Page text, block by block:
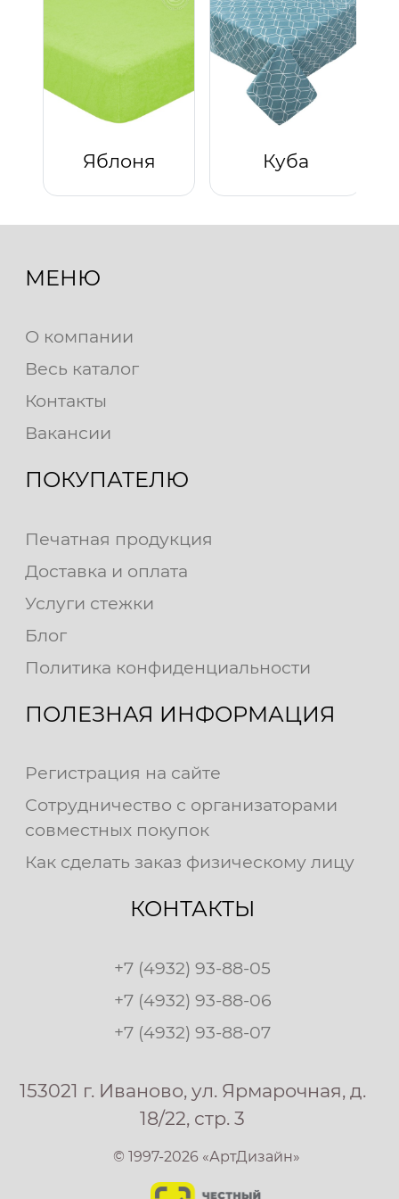
Яблоня Куба
МЕНЮ
О компании
Весь каталог
Контакты
Вакансии
ПОКУПАТЕЛЮ
Печатная продукция
Доставка и оплата
Услуги стежки
Блог
Политика конфиденциальности
ПОЛЕЗНАЯ ИНФОРМАЦИЯ
Регистрация на сайте
Сотрудничество с организаторами
совместных покупок
Как сделать заказ физическому лицу
КОНТАКТЫ
+7 (4932) 93-88-05
+7 (4932) 93-88-06
+7 (4932) 93-88-07
153021 г. Иваново, ул. Ярмарочная, д.
18/22, стр. 3
© 1997-2026 «АртДизайн»